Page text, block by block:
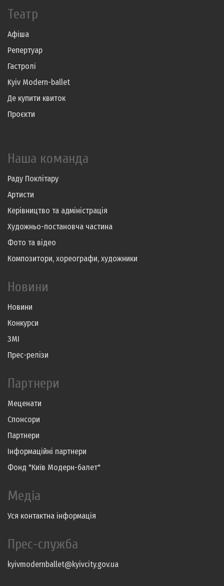
Театр
Афіша
Репертуар
Гастролі
Kyiv Modern-ballet
Де купити квиток
Проєкти
Наша команда
Раду Поклітару
Артисти
Керівництво та адміністрація
Художньо-постановча частина
Фото та відео
Композитори, хореографи, художники
Новини
Новини
Конкурси
ЗМІ
Прес-релізи
Партнери
Меценати
Спонсори
Партнери
Інформаційні партнери
Фонд "Київ Модерн-балет"
Медіа
Уся контактна інформація
Прес-служба
kyivmodernballet@kyivcity.gov.ua